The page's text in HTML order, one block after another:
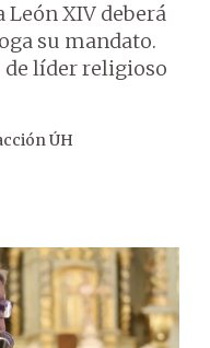
León XIV deberá
su mandato.
líder religioso
ÚH